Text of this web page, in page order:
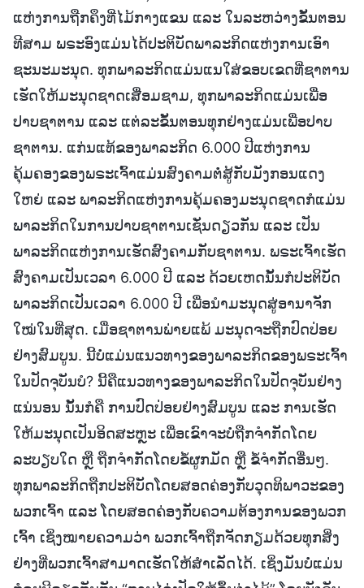
ແຫ່ງການຖືກຄຶງທີ່ໄມ້ກາງແຂນ ແລະ ໃນລະຫວ່າງຂັ້ນຕອນ
ທີສາມ ພຣະອົງແມ່ນໄດ້ປະຕິບັດພາລະກິດແຫ່ງການເອົາ
ຊະນະມະນຸດ. ທຸກພາລະກິດແມ່ນແນໃສ່ຂອບເຂດທີ່ຊາຕານ
ເຮັດໃຫ້ມະນຸດຊາດເສື່ອມຊາມ, ທຸກພາລະກິດແມ່ນເພື່ອ
ປາບຊາຕານ ແລະ ແຕ່ລະຂັ້ນຕອນທຸກຢ່າງແມ່ນເພື່ອປາບ
ຊາຕານ. ແກ່ນແທ້ຂອງພາລະກິດ 6.000 ປີແຫ່ງການ
ຄຸ້ມຄອງຂອງພຣະເຈົ້າແມ່ນສົງຄາມຕໍ່ສູ້ກັບມັງກອນແດງ
ໃຫຍ່ ແລະ ພາລະກິດແຫ່ງການຄຸ້ມຄອງມະນຸດຊາດກໍແມ່ນ
ພາລະກິດໃນການປາບຊາຕານເຊັ່ນດຽວກັນ ແລະ ເປັນ
ພາລະກິດແຫ່ງການເຮັດສົງຄາມກັບຊາຕານ. ພຣະເຈົ້າເຮັດ
ສົງຄາມເປັນເວລາ 6.000 ປີ ແລະ ດ້ວຍເຫດນັ້ນກໍປະຕິບັດ
ພາລະກິດເປັນເວລາ 6.000 ປີ ເພື່ອນໍາມະນຸດສູ່ອານາຈັກ
ໃໝ່ໃນທີ່ສຸດ. ເມື່ອຊາຕານພ່າຍແພ້ ມະນຸດຈະຖືກປົດປ່ອຍ
ຢ່າງສົມບູນ. ນີ້ບໍ່ແມ່ນແນວທາງຂອງພາລະກິດຂອງພຣະເຈົ້າ
ໃນປັດຈຸບັນບໍ? ນີ້ຄືແນວທາງຂອງພາລະກິດໃນປັດຈຸບັນຢ່າງ
ແນ່ນອນ ນັ້ນກໍຄື ການປົດປ່ອຍຢ່າງສົມບູນ ແລະ ການເຮັດ
ໃຫ້ມະນຸດເປັນອິດສະຫຼະ ເພື່ອເຂົາຈະບໍ່ຖືກຈໍາກັດໂດຍ
ລະບຽບໃດ ຫຼື ຖືກຈຳກັດໂດຍຂໍ້ຜູກມັດ ຫຼື ຂໍ້ຈຳກັດອື່ນໆ.
ທຸກພາລະກິດຖືກປະຕິບັດໂດຍສອດຄ່ອງກັບວຸດທິພາວະຂອງ
ພວກເຈົ້າ ແລະ ໂດຍສອດຄ່ອງກັບຄວາມຕ້ອງການຂອງພວກ
ເຈົ້າ ເຊິ່ງໝາຍຄວາມວ່າ ພວກເຈົ້າຖືກຈັດກຽມດ້ວຍທຸກສິ່ງ
ຢ່າງທີ່ພວກເຈົ້າສາມາດເຮັດໃຫ້ສຳເລັດໄດ້. ເຊິ່ງມັນບໍ່ແມ່ນ